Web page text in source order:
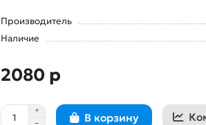
Производитель
Наличие
2080 р
В корзину